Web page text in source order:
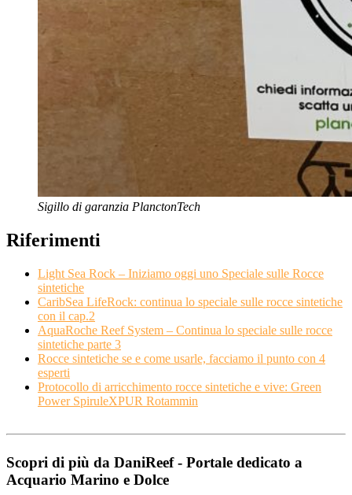
Sigillo di garanzia PlanctonTech
Riferimenti
Light Sea Rock – Iniziamo oggi uno Speciale sulle Rocce
sintetiche
CaribSea LifeRock: continua lo speciale sulle rocce sintetiche
con il cap.2
AquaRoche Reef System – Continua lo speciale sulle rocce
sintetiche parte 3
Rocce sintetiche se e come usarle, facciamo il punto con 4
esperti
Protocollo di arricchimento rocce sintetiche e vive: Green
Power SpiruleXPUR Rotammin
Scopri di più da DaniReef - Portale dedicato a
Acquario Marino e Dolce